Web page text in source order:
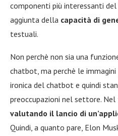
componenti più interessanti
aggiunta della capacità di
testuali.
Non perchè non sia una
chatbot, ma perchè le
ironica del chatbot e quindi
preoccupazioni nel settore.
valutando il lancio di
Quindi, a quanto pare, Elon